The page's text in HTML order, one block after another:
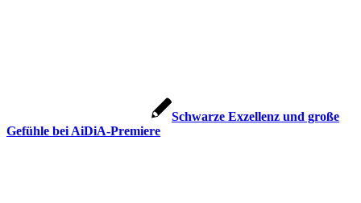
Schwarze Exzellenz und große
Gefühle bei AiDiA-Premiere